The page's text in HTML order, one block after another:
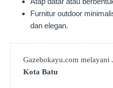
Furnitur outdoor
dan elegan.
Gazebokayu.com melayani
Kota Batu